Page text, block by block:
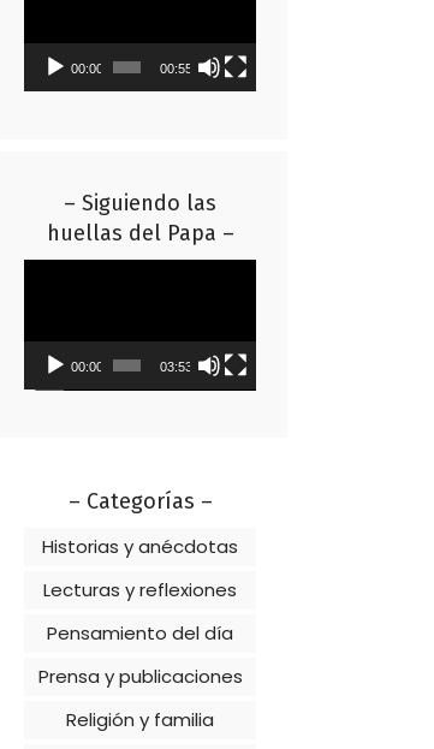
00:00 00:55
– Siguiendo las
huellas del Papa –
00:00 03:53
– Categorías –
Historias y anécdotas
Lecturas y reflexiones
Pensamiento del día
Prensa y publicaciones
Religión y familia